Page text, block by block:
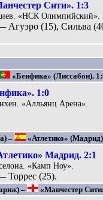
Сити». 1:3
«НСК Олимпийский».
Агуэро (15), Сильва
«Бенфика» (Лиссабон).
1:0
«Алльянц Арена».
– «Атлетико»
Мадрид. 2:1
«Камп Ноу».
Торрес (25).
– «Манчестер